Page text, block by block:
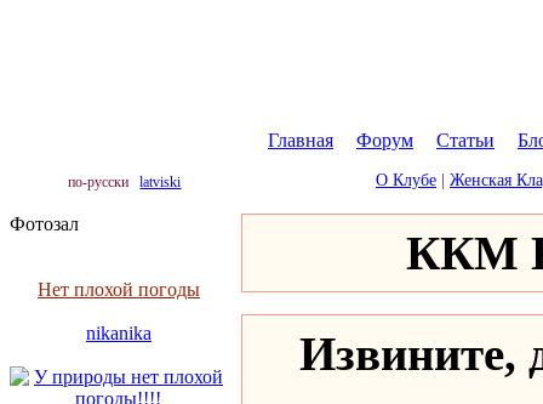
Главная Форум Статьи
по-русски latviski О Клубе Женская
Фотозал
Нет плохой погоды
nikanika
ККМ
Извините,